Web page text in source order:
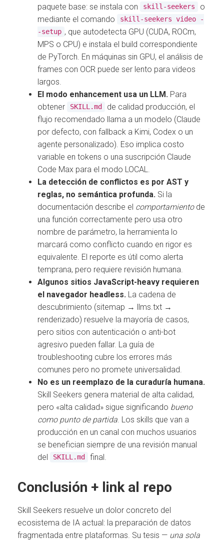
paquete base: se instala con
skill-seekers
o
mediante el comando
skill-seekers video -
-setup , que autodetecta GPU (CUDA, ROCm,
MPS o CPU) e instala el build correspondiente
de PyTorch. En máquinas sin GPU, el análisis de
frames con OCR puede ser lento para videos
largos.
El modo enhancement usa un LLM. Para
obtener
SKILL.md
de calidad producción, el
flujo recomendado llama a un modelo (Claude
por defecto, con fallback a Kimi, Codex o un
agente personalizado). Eso implica costo
variable en tokens o una suscripción Claude
Code Max para el modo LOCAL.
La detección de conflictos es por AST y
reglas, no semántica profunda. Si la
documentación describe el comportamientode
una función correctamente pero usa otro
nombre de parámetro, la herramienta lo
marcará como conflicto cuando en rigor es
equivalente. El reporte es útil como alerta
temprana, pero requiere revisión humana.
Algunos sitios JavaScript-heavy requieren
el navegador headless. La cadena de
descubrimiento (sitemap → llms.txt →
renderizado) resuelve la mayoría de casos,
pero sitios con autenticación o anti-bot
agresivo pueden fallar. La guía de
troubleshooting cubre los errores más
comunes pero no promete universalidad.
No es un reemplazo de la curaduría humana.
Skill Seekers genera material de alta calidad,
pero «alta calidad» sigue significando bueno
como punto de partida . Los skills que van a
producción en un canal con muchos usuarios
se benefician siempre de una revisión manual
del
SKILL.md final.
Conclusión + link al repo
Skill Seekers resuelve un dolor concreto del
ecosistema de IA actual: la preparación de datos
fragmentada entre plataformas. Su tesis — una sola